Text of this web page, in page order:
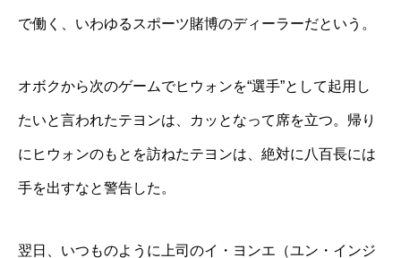
で働く、いわゆるスポーツ賭博のディーラーだという。
オボクから次のゲームでヒウォンを“選手”として起用し
たいと言われたテヨンは、カッとなって席を立つ。帰り
にヒウォンのもとを訪ねたテヨンは、絶対に八百長には
手を出すなと警告した。
翌日、いつものように上司のイ・ヨンエ（ユン・インジ